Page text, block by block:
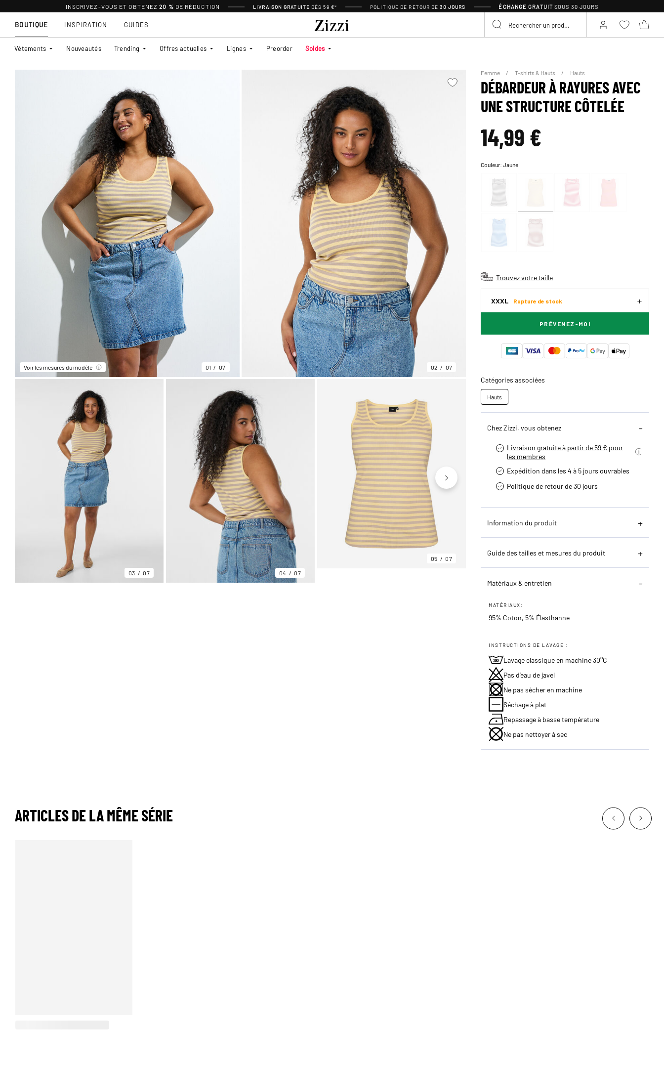
INSCRIVEZ-VOUS ET OBTENEZ 20 % DE RÉDUCTION LIVRAISON GRATUITE DÈS 59 €* POLITIQUE DE RETOUR DE30 JOURS ÉCHANGE GRATUITSOUS 30 JOURS
BOUTIQUE
Vêtements Nouveautés Trending Offres actuelles Lignes Preorder Soldes
INSPIRATION GUIDES
Voir les mesures du modèle 01 07 02 07
03 07 04 07
05 07 06
Femme T-shirts & Hauts Hauts
DÉBARDEUR À RAYURES AVEC
UNE STRUCTURE CÔTELÉE
14,99 €
Couleur:Jaune
Trouvez votre taille
XXXL Rupture de stock
PRÉVENEZ-MOI
Catégories associées
Hauts
Chez Zizzi, vous obtenez
Livraison gratuite à partir de 59 € pour
les membres
Expédition dans les 4 à 5 jours ouvrables
Politique de retour de 30 jours
Information du produit
Guide des tailles et mesures du produit
Matériaux & entretien
MATÉRIAUX:
95% Coton, 5% Élasthanne
INSTRUCTIONS DE LAVAGE :
Lavage classique en machine 30°C
Pas d’eau de javel
Ne pas sécher en machine
Séchage à plat
Repassage à basse température
Ne pas nettoyer à sec
ARTICLES DE LA MÊME SÉRIE